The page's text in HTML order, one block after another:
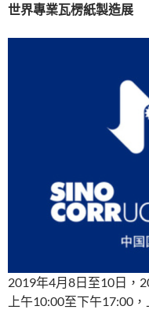
世界專業瓦楞紙製造展
2019年4月8日至10日，
上午10:00至下午17:00